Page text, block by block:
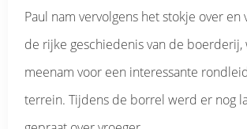
Paul nam vervolgens het stokje over
de rijke geschiedenis van de boerderij,
meenam voor een interessante
terrein. Tijdens de borrel werd er nog